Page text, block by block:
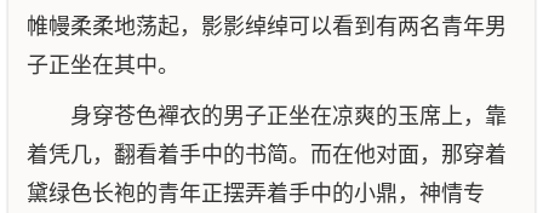
帷幔柔柔地荡起，影影绰绰可以看到有两名青年男
子正坐在其中。
身穿苍色襌衣的男子正坐在凉爽的玉席上，靠
着凭几，翻看着手中的书简。而在他对面，那穿着
黛绿色长袍的青年正摆弄着手中的小鼎，神情专